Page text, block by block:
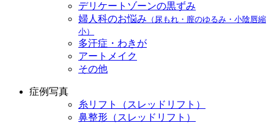
デリケートゾーンの黒ずみ
婦人科のお悩み （尿もれ・膣のゆるみ・小陰唇縮
小）
多汗症・わきが
アートメイク
その他
症例写真
糸リフト（スレッドリフト）
鼻整形（スレッドリフト）